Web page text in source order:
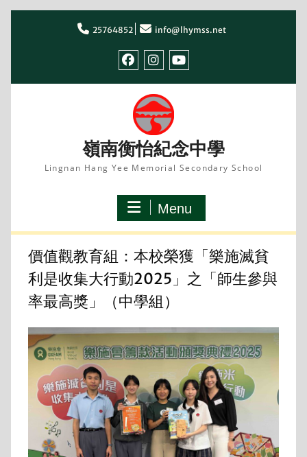
25764852 info@lhymss.net
嶺南衡怡紀念中學
Lingnan Hang Yee Memorial Secondary School
Menu
價值觀教育組：本校榮獲「樂施滅貧
利是收集大行動2025」之「師生參與
率最高獎」（中學組）